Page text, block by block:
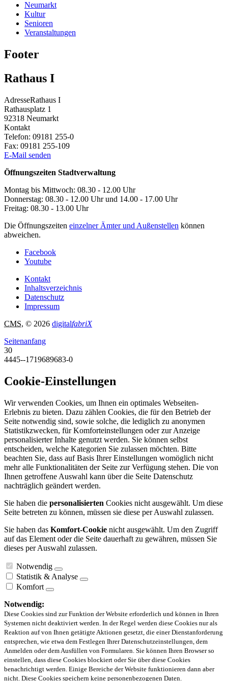
Neumarkt
Kultur
Senioren
Veranstaltungen
Footer
Rathaus I
AdresseRathaus I
Rathausplatz 1
92318 Neumarkt
Kontakt
Telefon: 09181 255-0
Fax: 09181 255-109
E-Mail senden
Öffnungszeiten Stadtverwaltung
Montag bis Mittwoch: 08.30 - 12.00 Uhr
Donnerstag: 08.30 - 12.00 Uhr und 14.00 - 17.00 Uhr
Freitag: 08.30 - 13.00 Uhr
Die Öffnungszeiten einzelner Ämter und Außenstellen können
abweichen.
Facebook
Youtube
Kontakt
Inhaltsverzeichnis
Datenschutz
Impressum
CMS, © 2026 digitalfabriX
Seitenanfang
30
4445--1719689683-0
Cookie-Einstellungen
Wir verwenden Cookies, um Ihnen ein optimales Webseiten-
Erlebnis zu bieten. Dazu zählen Cookies, die für den Betrieb der
Seite notwendig sind, sowie solche, die lediglich zu anonymen
Statistikzwecken, für Komforteinstellungen oder zur Anzeige
personalisierter Inhalte genutzt werden. Sie können selbst
entscheiden, welche Kategorien Sie zulassen möchten. Bitte
beachten Sie, dass auf Basis Ihrer Einstellungen womöglich nicht
mehr alle Funktionalitäten der Seite zur Verfügung stehen. Die von
Ihnen getroffene Auswahl kann über die Seite Datenschutz
nachträglich geändert werden.
Sie haben die personalisierten Cookies nicht ausgewählt. Um diese
Seite betreten zu können, müssen sie diese per Auswahl zulassen.
Sie haben das Komfort-Cookie nicht ausgewählt. Um den Zugriff
auf das Element oder die Seite dauerhaft zu gewähren, müssen Sie
dieses per Auswahl zulassen.
Notwendig
Statistik & Analyse
Komfort
Notwendig:
Diese Cookies sind zur Funktion der Website erforderlich und können in Ihren
Systemen nicht deaktiviert werden. In der Regel werden diese Cookies nur als
Reaktion auf von Ihnen getätigte Aktionen gesetzt, die einer Dienstanforderung
entsprechen, wie etwa dem Festlegen Ihrer Datenschutzeinstellungen, dem
Anmelden oder dem Ausfüllen von Formularen. Sie können Ihren Browser so
einstellen, dass diese Cookies blockiert oder Sie über diese Cookies
benachrichtigt werden. Einige Bereiche der Website funktionieren dann aber
nicht. Diese Cookies speichern keine personenbezogenen Daten.